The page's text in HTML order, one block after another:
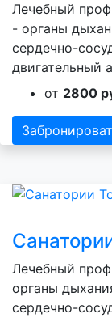
Лечебный
- органы
сердечно-
двигательный
от 2800
Лечебный
органы
сердечно-